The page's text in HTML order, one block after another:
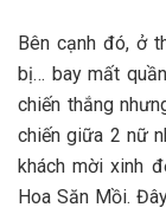
Bên cạnh đó, ở
bị… bay mất
chiến thắng
chiến giữa 2 nữ
khách mời xinh
Hoa Săn Mồi.